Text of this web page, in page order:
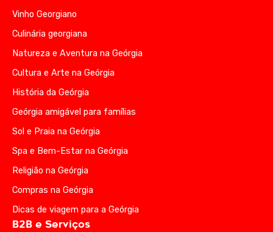
Vinho Georgiano
Culinária georgiana
Natureza e Aventura na Geórgia
Cultura e Arte na Geórgia
História da Geórgia
Geórgia amigável para famílias
Sol e Praia na Geórgia
Spa e Bem-Estar na Geórgia
Religião na Geórgia
Compras na Geórgia
Dicas de viagem para a Geórgia
B2B e Serviços